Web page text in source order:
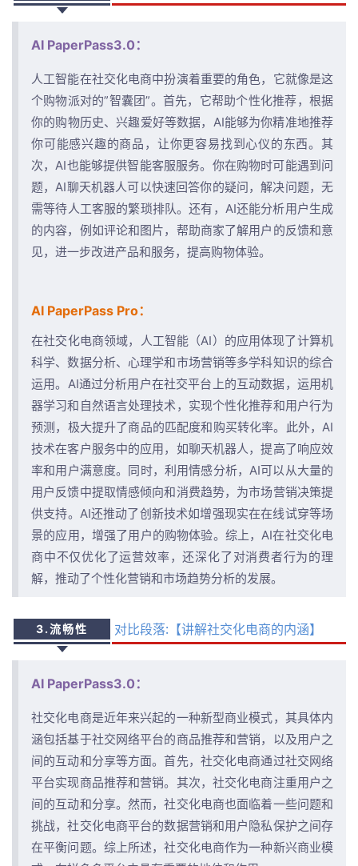
AI PaperPass3.0：
人工智能在社交化电商中扮演着重要的角色，它就像是这
个购物派对的”智囊团”。首先，它帮助个性化推荐，根据
你的购物历史、兴趣爱好等数据，AI能够为你精准地推荐
你可能感兴趣的商品，让你更容易找到心仪的东西。其
次，AI也能够提供智能客服服务。你在购物时可能遇到问
题，AI聊天机器人可以快速回答你的疑问，解决问题，无
需等待人工客服的繁琐排队。还有，AI还能分析用户生成
的内容，例如评论和图片，帮助商家了解用户的反馈和意
见，进一步改进产品和服务，提高购物体验。
AI PaperPass Pro：
在社交化电商领域，人工智能（AI）的应用体现了计算机
科学、数据分析、心理学和市场营销等多学科知识的综合
运用。AI通过分析用户在社交平台上的互动数据，运用机
器学习和自然语言处理技术，实现个性化推荐和用户行为
预测，极大提升了商品的匹配度和购买转化率。此外，AI
技术在客户服务中的应用，如聊天机器人，提高了响应效
率和用户满意度。同时，利用情感分析，AI可以从大量的
用户反馈中提取情感倾向和消费趋势，为市场营销决策提
供支持。AI还推动了创新技术如增强现实在在线试穿等场
景的应用，增强了用户的购物体验。综上，AI在社交化电
商中不仅优化了运营效率，还深化了对消费者行为的理
解，推动了个性化营销和市场趋势分析的发展。
3.流畅性 对比段落:【讲解社交化电商的内涵】
AI PaperPass3.0：
社交化电商是近年来兴起的一种新型商业模式，其具体内
涵包括基于社交网络平台的商品推荐和营销，以及用户之
间的互动和分享等方面。首先，社交化电商通过社交网络
平台实现商品推荐和营销。其次，社交化电商注重用户之
间的互动和分享。然而，社交化电商也面临着一些问题和
挑战，社交化电商平台的数据营销和用户隐私保护之间存
在平衡问题。综上所述，社交化电商作为一种新兴商业模